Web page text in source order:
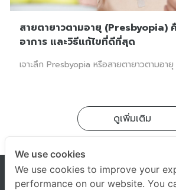
สายตายาวตามอายุ (Presbyopia)
อาการ และวิธีแก้ไขที่ดีที่สุด
เจาะลึก Presbyopia หรือสายตายาวตามอายุ
ดูเพิ่มเติม
We use cookies
We use cookies to improve your
performance on our website. You